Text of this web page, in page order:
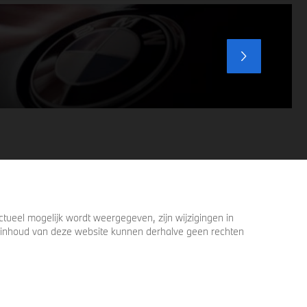
voordat u verder loopt.
mogelijk wordt weergegeven, zijn wijzigingen in
van deze website kunnen derhalve geen rechten